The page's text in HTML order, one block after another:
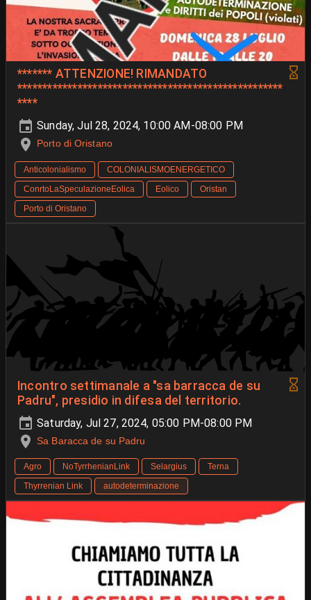
******* ATTENZIONE! RIMANDATO
*****************************************************
****
Sunday, Jul 28, 2024, 10:00 AM-08:00 PM
Porto di Oristano
Anticolonialismo
COLONIALISMOENERGETICO
ConrtoLaSpeculazioneEolica
Eolico
Oristan
Porto di Oristano
Incontro settimanale a "sa barracca de su
Padru", presidio in difesa del territorio.
Saturday, Jul 27, 2024, 05:00 PM-08:00 PM
Sa Baracca de su Padru
Agro NoTyrrhenianLink Selargius
Terna
Thyrrenian Link
autodeterminazione